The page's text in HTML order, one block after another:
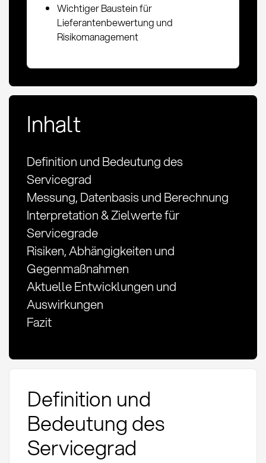
Wichtiger Baustein für
Lieferantenbewertung und
Risikomanagement
Inhalt
Definition und Bedeutung des
Servicegrad
Messung, Datenbasis und Berechnung
Interpretation & Zielwerte für
Servicegrade
Risiken, Abhängigkeiten und
Gegenmaßnahmen
Aktuelle Entwicklungen und
Auswirkungen
Fazit
Definition und
Bedeutung des
Servicegrad